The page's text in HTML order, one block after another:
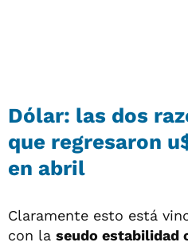
Dólar: las dos
que regresaron
en abril
Claramente esto está
con la seudo estabilidad